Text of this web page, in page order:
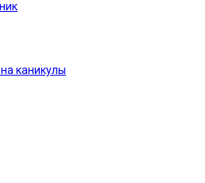
каникулы
по
процесса
школу